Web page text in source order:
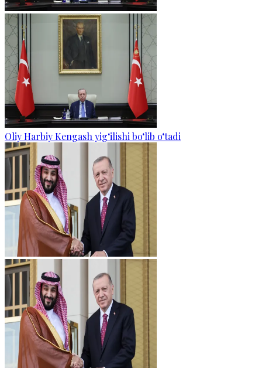
Oliy Harbiy Kengash yig‘ilishi bo‘lib o‘tadi